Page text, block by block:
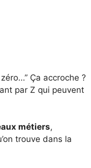
Ça accroche ?
par Z qui peuvent
métiers,
trouve dans la